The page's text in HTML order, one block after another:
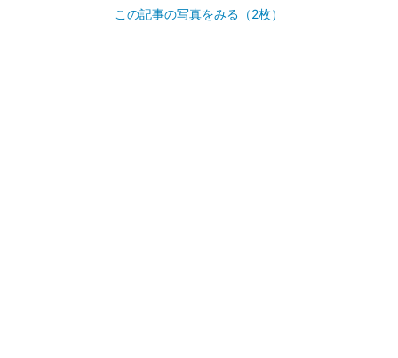
この記事の写真をみる（2枚）